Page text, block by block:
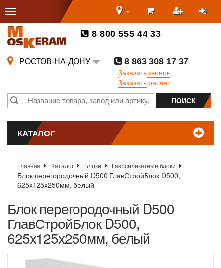
8 800 555 44 33
РОСТОВ-НА-ДОНУ
8 863 308 17 37
Заказать звонок
Заказать расчет
КАТАЛОГ
Главная Каталог Блоки Газосиликатные блоки
Блок перегородочный D500 ГлавСтройБлок D500,
625x125x250мм, белый
Блок перегородочный D500
ГлавСтройБлок D500,
625x125x250мм, белый